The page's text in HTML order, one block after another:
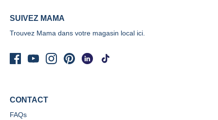
SUIVEZ MAMA
Trouvez Mama dans votre magasin local ici.
CONTACT
FAQs